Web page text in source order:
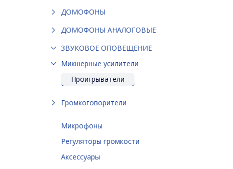
ДОМОФОНЫ
ДОМОФОНЫ АНАЛОГОВЫЕ
ЗВУКОВОЕ ОПОВЕЩЕНИЕ
Микшерные усилители
Проигрыватели
Громкоговорители
Микрофоны
Регуляторы громкости
Аксессуары